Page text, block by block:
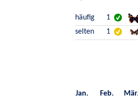
häufig
1
selten
1
Jan. Feb.